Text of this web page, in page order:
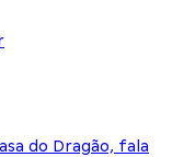
do Dragão, fala